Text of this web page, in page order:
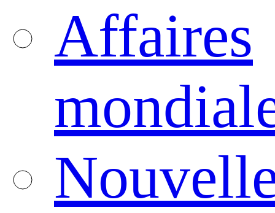
Affaires